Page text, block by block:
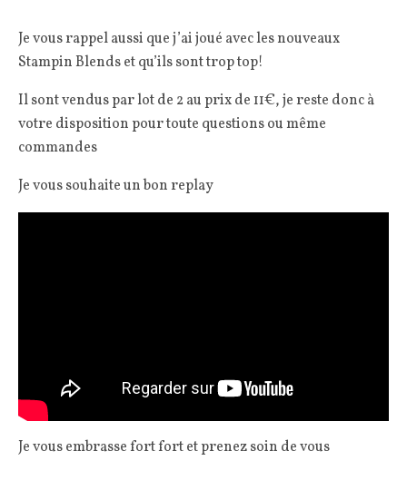
Je vous rappel aussi que j’ai joué avec les nouveaux
Stampin Blends et qu’ils sont trop top!
Il sont vendus par lot de 2 au prix de 11€, je reste donc à
votre disposition pour toute questions ou même
commandes
Je vous souhaite un bon replay
Je vous embrasse fort fort et prenez soin de vous